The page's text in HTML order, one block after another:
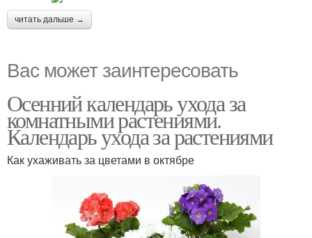
читать дальше →
Вас может заинтересовать
Осенний календарь ухода за
комнатными растениями.
Календарь ухода за растениями
Как ухаживать за цветами в октябре